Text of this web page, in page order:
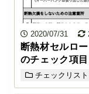
2020/07/31
断熱材セルロ
のチェック項目
チェックリスト